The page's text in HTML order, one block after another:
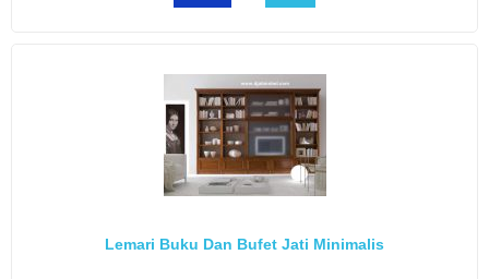
Lemari Buku Dan Bufet Jati Minimalis